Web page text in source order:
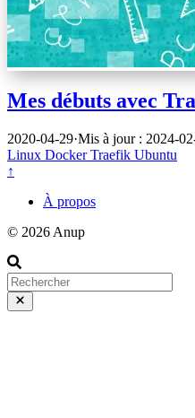
Mes débuts avec
2020-04-29·Mis à jour : 2024-
Linux DockerTraefik Ubuntu
↑
À propos
© 2026 Anup